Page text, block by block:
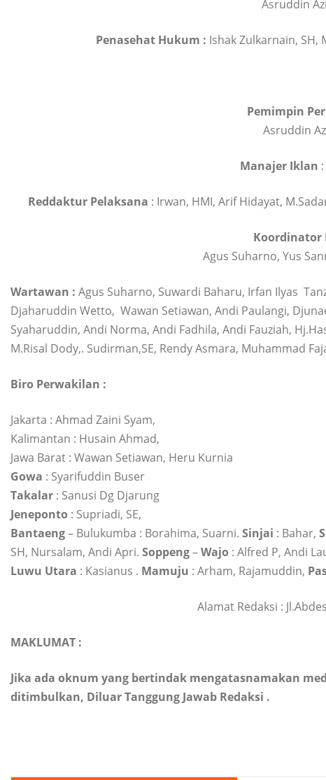
Asruddin
Penasehat Hukum : Ishak Zulkarnain, SH,
Pemimpin
Asruddin
Manajer Iklan
Reddaktur Pelaksana : Irwan, HMI, Arif Hidayat,
Koordinator
Agus Suharno, Yus
Wartawan : Agus Suharno, Suwardi Baharu, Irfan Ilyas
Djaharuddin Wetto, Wawan Setiawan, Andi Paulangi,
Syaharuddin, Andi Norma, Andi Fadhila, Andi Fauziah,
M.Risal Dody,. Sudirman,SE, Rendy Asmara, Muhammad
Biro Perwakilan :
Jakarta : Ahmad Zaini Syam,
Kalimantan : Husain Ahmad,
Jawa Barat : Wawan Setiawan, Heru Kurnia
Gowa : Syarifuddin Buser
Takalar : Sanusi Dg Djarung
Jeneponto : Supriadi, SE,
Bantaeng– Bulukumba : Borahima, Suarni. Sinjai : Bahar,
SH, Nursalam, Andi Apri. Soppeng–Wajo : Alfred P, Andi
Luwu Utara : Kasianus . Mamuju : Arham, Rajamuddin,
Alamat Redaksi :
MAKLUMAT :
Jika ada oknum yang bertindak mengatasnamakan
ditimbulkan, Diluar Tanggung Jawab Redaksi .